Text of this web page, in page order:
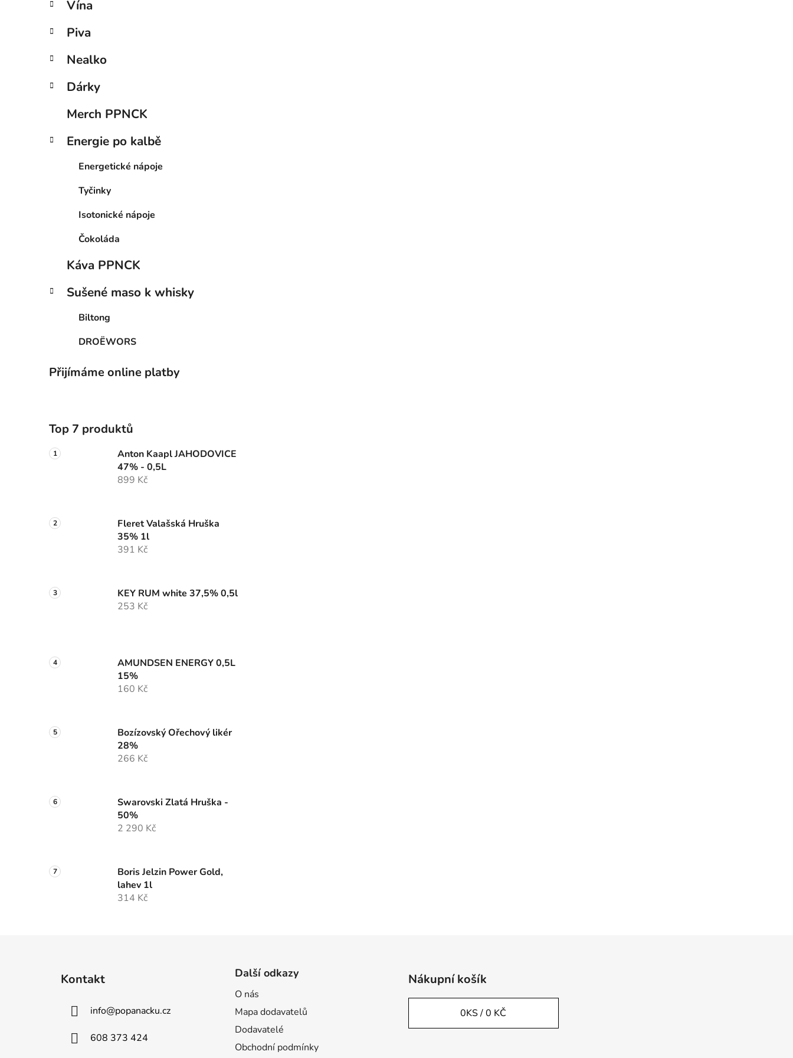
Vína
Piva
Nealko
Dárky
Merch PPNCK
Energie po kalbě
Energetické nápoje
Tyčinky
Isotonické nápoje
Čokoláda
Káva PPNCK
Sušené maso k whisky
Biltong
DROËWORS
Přijímáme online platby
Top 7 produktů
Anton Kaapl JAHODOVICE
47% - 0,5L
899 Kč
Fleret Valašská Hruška
35% 1l
391 Kč
KEY RUM white 37,5% 0,5l
253 Kč
AMUNDSEN ENERGY 0,5L
15%
160 Kč
Bozízovský Ořechový likér
28%
266 Kč
Swarovski Zlatá Hruška -
50%
2 290 Kč
Boris Jelzin Power Gold,
lahev 1l
314 Kč
Kontakt
info@popanacku.cz
608 373 424
Další odkazy
O nás
Mapa dodavatelů
Dodavatelé
Obchodní podmínky
Nákupní košík
0KS /0 KČ